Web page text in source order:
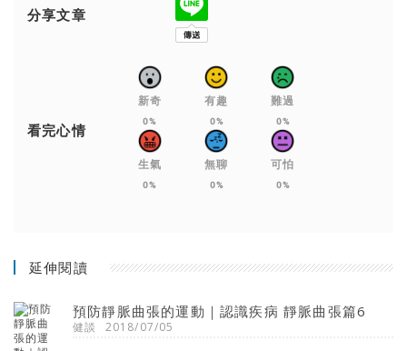
分享文章
看完心情
新奇
0%
有趣
0%
難過
0%
生氣
0%
無聊
0%
可怕
0%
延伸閱讀
預防靜脈曲張的運動｜認識疾病 靜脈曲張篇6
健談 2018/07/05